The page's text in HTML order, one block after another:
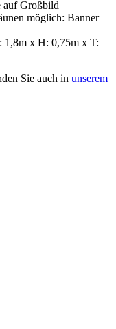
auf Großbild
möglich: Banner
1,8m x H: 0,75m x T:
Sie auch in unserem